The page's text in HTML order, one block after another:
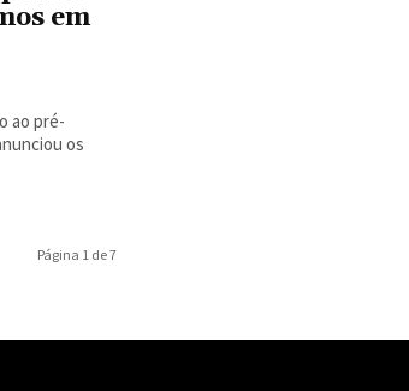
em
ao pré-
os
Página 1 de 7